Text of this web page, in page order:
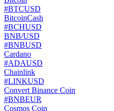
#BTCUSD
BitcoinCash
#BCHUSD
BNB/USD
#BNBUSD
Cardano
#ADAUSD
Chainlink
#LINKUSD
Convert Binance Coin
#BNBEUR
Cosmos Coin